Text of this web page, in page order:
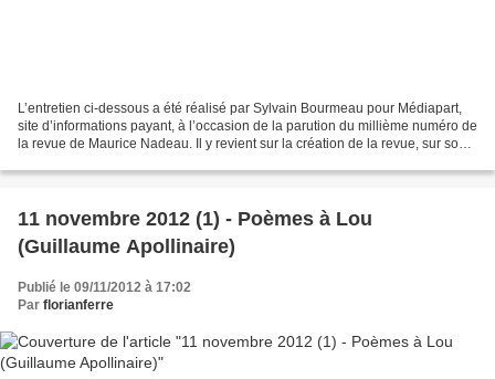
L’entretien ci-dessous a été réalisé par Sylvain Bourmeau pour Médiapart,
site d’informations payant, à l’occasion de la parution du millième numéro de
la revue de Maurice Nadeau. Il y revient sur la création de la revue, sur son
11 novembre 2012 (1) - Poèmes à Lou
(Guillaume Apollinaire)
Publié le 09/11/2012 à 17:02
Par florianferre